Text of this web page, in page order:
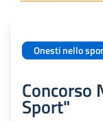
Onesti nello
Concorso
Sport"